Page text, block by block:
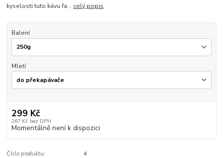
kyselosti tuto kávu řa... celý popis
Balení
Mletí
299 Kč
267 Kč bez DPH
Momentálně není k dispozici
Číslo produktu: 4